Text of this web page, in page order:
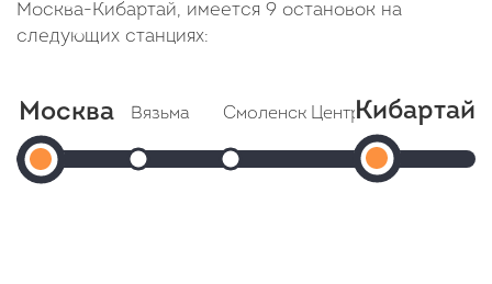
Москва-Кибартай, имеется 9 остановок на
следующих станциях:
Москва
Москва
(Белорусский
Вязьма
Прибытие: 00:57
Смоленск Центральный
Прибытие: 03:26
Отправление: 03:43
Кибартай
Прибытие: